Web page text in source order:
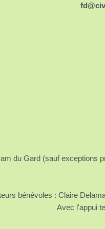
du Gard (sauf exceptions
bénévoles : Claire
Avec l'appui